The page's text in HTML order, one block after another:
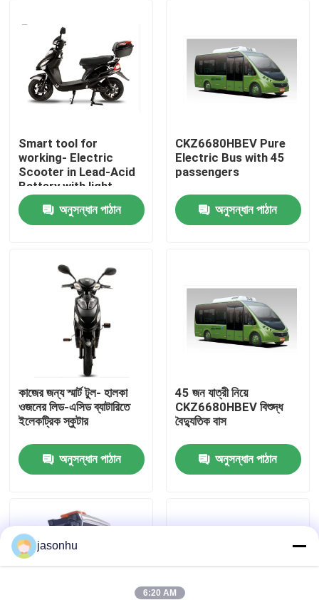
বাড়ি
আমাদের সম্পর্কে
কারখানা ভ্রমণ
আমাদের সাথে যোগাযোগ করুন
উদ্ধৃতির জন্য আবেদন
বিশুদ্ধ ইলেকট্রিক গাড়ি
Smart tool for
working- Electric
Scooter in Lead-Acid
Battery with light
weight
অনুসন্ধান পাঠান
CKZ6680HBEV Pure
Electric Bus with 45
passengers
অনুসন্ধান পাঠান
কাজের জন্য স্মার্ট টুল- হালকা
ওজনের লিড-এসিড ব্যাটারিতে
ইলেকট্রিক স্কুটার
অনুসন্ধান পাঠান
45 জন যাত্রী নিয়ে
CKZ6680HBEV বিশুদ্ধ
বৈদ্যুতিক বাস
অনুসন্ধান পাঠান
jasonhu
6:20 AM